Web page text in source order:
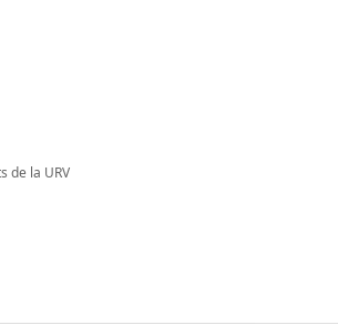
de la URV